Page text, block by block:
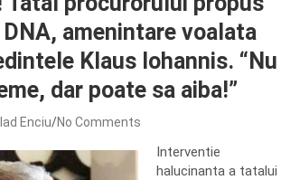
amenintare voalata
Klaus Iohannis. “Nu
dar poate sa aiba!”
Enciu No Comments
Interventie
halucinanta a tatalui